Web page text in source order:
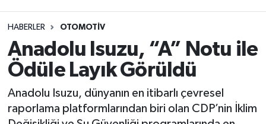
HABERLER OTOMOTİV
Anadolu Isuzu, “A” Notu ile
Ödüle Layık Görüldü
Anadolu Isuzu, dünyanın en itibarlı çevresel
raporlama platformlarından biri olan CDP’nin İklim
RÖPORTAJ
YOLCU TAŞIMA
E-GAZETE
Tüm Manşetler
Son Dakika Haberleri